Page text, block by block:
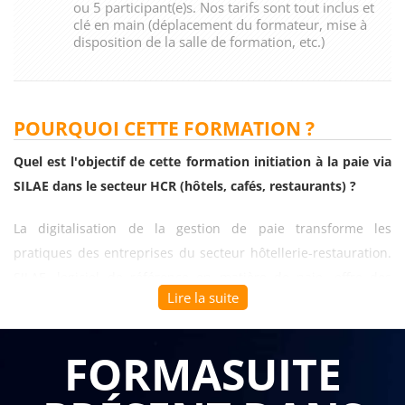
ou 5 participant(e)s. Nos tarifs sont tout inclus et
clé en main (déplacement du formateur, mise à
disposition de la salle de formation, etc.)
POURQUOI CETTE FORMATION ?
Quel est l'objectif de cette formation initiation à la paie via
SILAE dans le secteur HCR (hôtels, cafés, restaurants) ?
La digitalisation de la gestion de paie transforme les
pratiques des entreprises du secteur hôtellerie-restauration.
fonctionnalités adaptées aux spécificités du secteur HCR.
Pour les professionnels débutants ou souhaitant se
Lire la suite
FORMASUITE